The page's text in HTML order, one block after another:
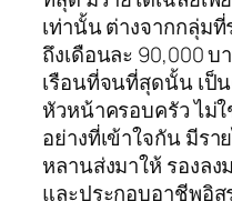
เท่านั้น ต่างจากกลุ่ม
ถึงเดือนละ 90,000
เรือนที่จนที่สุดนั้น เป็
หัวหน้าครอบครัว ไม่
อย่างที่เข้าใจกัน มีรา
หลานส่งมาให้ รองล
และประกอบอาชีพอิส